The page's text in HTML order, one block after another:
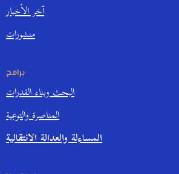
آخر الأخبار
منشورات
برامج
البحث وبناء القدرات
المناصرة والتوعية
المساءلة والعدالة الانتقالية